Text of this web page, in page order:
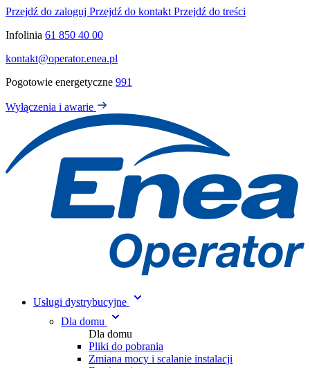
Przejdź do zaloguj Przejdź do kontakt Przejdź do treści
Infolinia 61 850 40 00
kontakt@operator.enea.pl
Pogotowie energetyczne 991
Wyłączenia i awarie
Usługi dystrybucyjne
Dla domu
Dla domu
Pliki do pobrania
Zmiana mocy i scalanie instalacji